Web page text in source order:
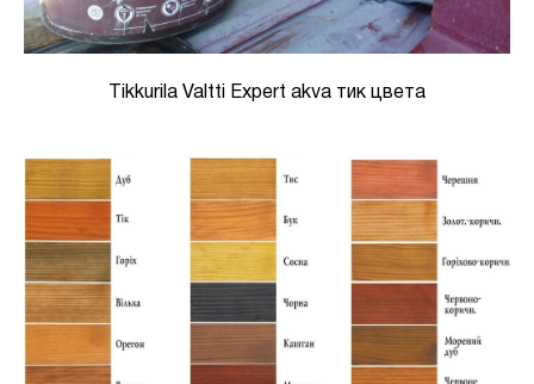
Tikkurila Valtti Expert akva тик цвета